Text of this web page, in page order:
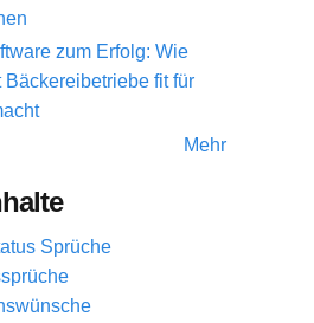
zum Erfolg: Wie
Bäckereibetriebe fit für
Mehr
Sprüche